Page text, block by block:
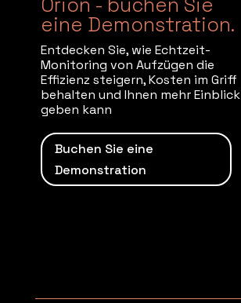
eine Demonstration.
Entdecken Sie, wie Echtzeit-
Monitoring von Aufzügen die
Effizienz steigern, Kosten im Griff
behalten und Ihnen mehr Einblick
geben kann
Buchen Sie eine
Demonstration